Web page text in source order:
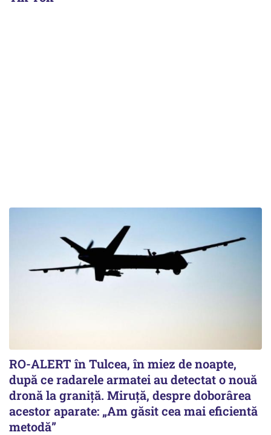
RO-ALERT în Tulcea, în miez de noapte,
după ce radarele armatei au detectat o nouă
dronă la graniță. Miruță, despre doborârea
acestor aparate: „Am găsit cea mai eficientă
metodă”